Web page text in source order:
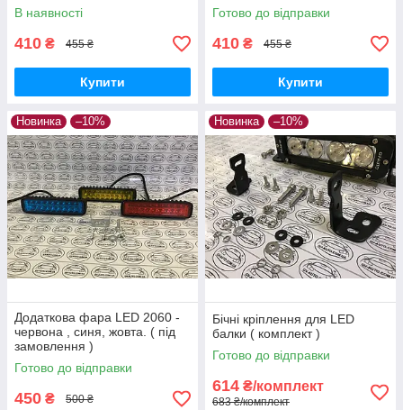
В наявності
410 ₴ 455 ₴
Купити
Готово до відправки
410 ₴ 455 ₴
Купити
Новинка –10%
Додаткова фара LED 2060 -
червона , синя, жовта. ( під
замовлення )
Готово до відправки
450 ₴ 500 ₴
Новинка –10%
Бічні кріплення для LED
балки ( комплект )
Готово до відправки
614 ₴/комплект
683 ₴/комплект